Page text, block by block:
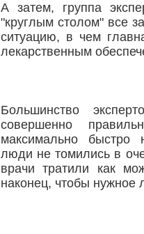
А затем, группа
"круглым столом" все
ситуацию, в чем
лекарственным
Большинство
совершенно
максимально быстро
люди не томились в
врачи тратили как
наконец, чтобы нужное